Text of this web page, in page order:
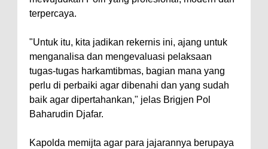
terpercaya.
"Untuk itu, kita jadikan rekernis ini, ajang untuk
menganalisa dan mengevaluasi pelaksaan
tugas-tugas harkamtibmas, bagian mana yang
perlu di perbaiki agar dibenahi dan yang sudah
baik agar dipertahankan," jelas Brigjen Pol
Baharudin Djafar.
Kapolda memijta agar para jajarannya berupaya